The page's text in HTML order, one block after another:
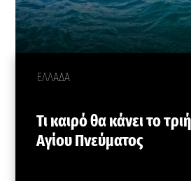
ΕΛΛΑΔΑ
Τι καιρό θα κάνει το
Αγίου Πνεύματος